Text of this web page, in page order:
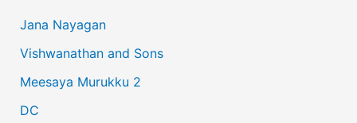
h
f
o
r
Jana Nayagan
Vishwanathan and Sons
Meesaya Murukku 2
DC